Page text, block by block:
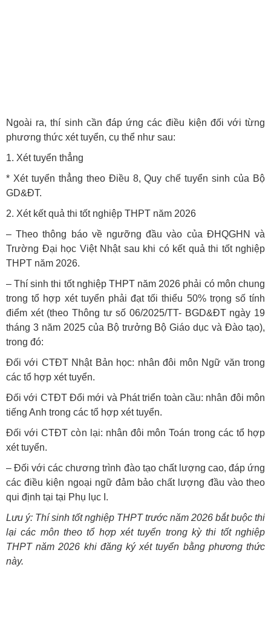
Ngoài ra, thí sinh cần đáp ứng các điều kiện đối với từng
phương thức xét tuyển, cụ thể như sau:
1. Xét tuyển thẳng
* Xét tuyển thẳng theo Điều 8, Quy chế tuyển sinh của Bộ
GD&ĐT.
2. Xét kết quả thi tốt nghiệp THPT năm 2026
– Theo thông báo về ngưỡng đầu vào của ĐHQGHN và
Trường Đại học Việt Nhật sau khi có kết quả thi tốt nghiệp
THPT năm 2026.
– Thí sinh thi tốt nghiệp THPT năm 2026 phải có môn chung
trong tổ hợp xét tuyển phải đạt tối thiểu 50% trọng số tính
điểm xét (theo Thông tư số 06/2025/TT- BGD&ĐT ngày 19
tháng 3 năm 2025 của Bộ trưởng Bộ Giáo dục và Đào tạo),
trong đó:
Đối với CTĐT Nhật Bản học: nhân đôi môn Ngữ văn trong
các tổ hợp xét tuyển.
Đối với CTĐT Đổi mới và Phát triển toàn cầu: nhân đôi môn
tiếng Anh trong các tổ hợp xét tuyển.
Đối với CTĐT còn lại: nhân đôi môn Toán trong các tổ hợp
xét tuyển.
– Đối với các chương trình đào tạo chất lượng cao, đáp ứng
các điều kiện ngoại ngữ đảm bảo chất lượng đầu vào theo
qui định tại tại Phụ lục I.
Lưu ý: Thí sinh tốt nghiệp THPT trước năm 2026 bắt buộc thi
lại các môn theo tổ hợp xét tuyển trong kỳ thi tốt nghiệp
THPT năm 2026 khi đăng ký xét tuyển bằng phương thức
này.